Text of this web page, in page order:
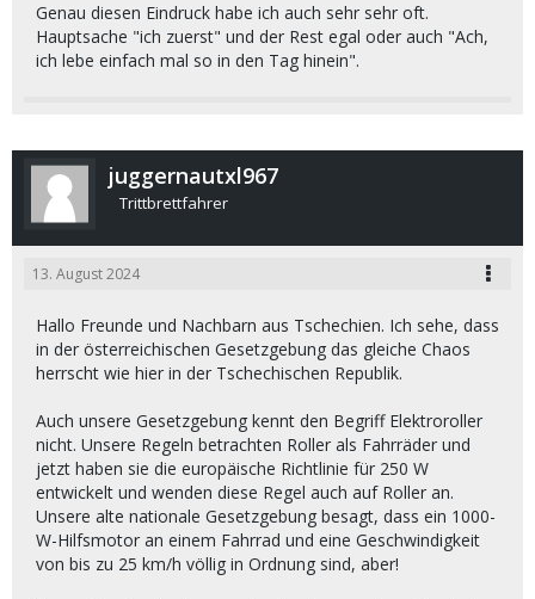
Genau diesen Eindruck habe ich auch sehr sehr oft.
Hauptsache "ich zuerst" und der Rest egal oder auch "Ach,
ich lebe einfach mal so in den Tag hinein".
juggernautxl967
Trittbrettfahrer
13. August 2024
Hallo Freunde und Nachbarn aus Tschechien. Ich sehe, dass
in der österreichischen Gesetzgebung das gleiche Chaos
herrscht wie hier in der Tschechischen Republik.
Auch unsere Gesetzgebung kennt den Begriff Elektroroller
nicht. Unsere Regeln betrachten Roller als Fahrräder und
jetzt haben sie die europäische Richtlinie für 250 W
entwickelt und wenden diese Regel auch auf Roller an.
Unsere alte nationale Gesetzgebung besagt, dass ein 1000-
W-Hilfsmotor an einem Fahrrad und eine Geschwindigkeit
von bis zu 25 km/h völlig in Ordnung sind, aber!